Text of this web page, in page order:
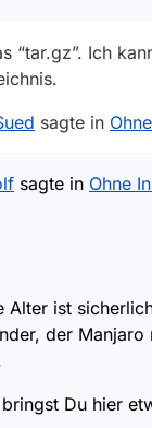
“tar.gz”. Ich
sagte in
sagte in Ohne
Alter ist
der
Du hier